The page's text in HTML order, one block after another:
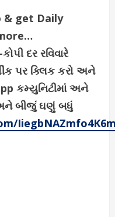
& get Daily
દર રવિવારે
પર ક્લિક કરો અને
કમ્યુનિટીમાં અને
અને બીજું ઘણું બધું